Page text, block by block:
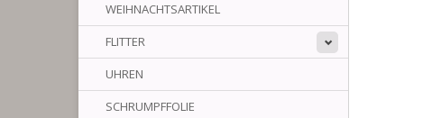
WEIHNACHTSARTIKEL
FLITTER
UHREN
SCHRUMPFFOLIE